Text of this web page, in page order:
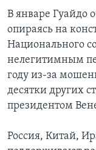
В январе Гуайдо
опираясь на
Национального
нелегитимным
году из-за
десятки других
президентом
Россия, Китай,